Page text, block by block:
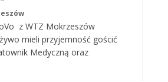
z WTZ Mokrzeszów
mieli przyjemność gościć
Medyczną oraz